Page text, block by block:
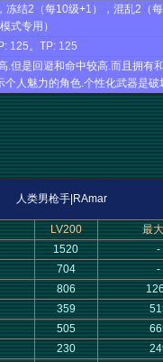
冻结2（每10级+1），混乱2（
式专用）
125。TP: 125
.但是回避和命中较高.而且拥有
个人魅力的角色.个性化武器是破
人类男枪手|RAmar
LV200
最
1520
-
704
-
806
359
505
230